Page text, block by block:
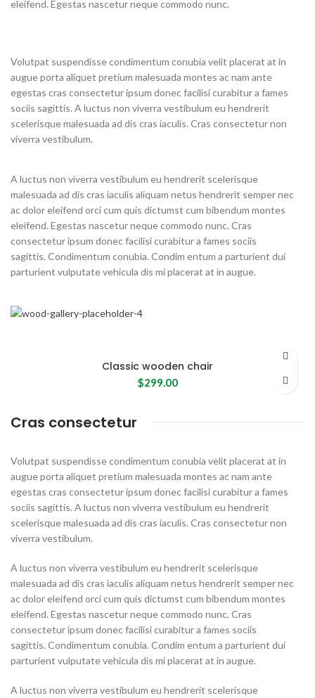
eleifend. Egestas nascetur neque commodo nunc.
Volutpat suspendisse condimentum conubia velit placerat at in
augue porta aliquet pretium malesuada montes ac nam ante
egestas cras consectetur ipsum donec facilisi curabitur a fames
sociis sagittis. A luctus non viverra vestibulum eu hendrerit
scelerisque malesuada ad dis cras iaculis. Cras consectetur non
viverra vestibulum.
A luctus non viverra vestibulum eu hendrerit scelerisque
malesuada ad dis cras iaculis aliquam netus hendrerit semper nec
ac dolor eleifend orci cum quis dictumst cum bibendum montes
eleifend. Egestas nascetur neque commodo nunc. Cras
consectetur ipsum donec facilisi curabitur a fames sociis
sagittis. Condimentum conubia. Condim entum a parturient dui
parturient vulputate vehicula dis mi placerat at in augue.
Classic wooden chair
$299.00
Cras consectetur
Volutpat suspendisse condimentum conubia velit placerat at in
augue porta aliquet pretium malesuada montes ac nam ante
egestas cras consectetur ipsum donec facilisi curabitur a fames
sociis sagittis. A luctus non viverra vestibulum eu hendrerit
scelerisque malesuada ad dis cras iaculis. Cras consectetur non
viverra vestibulum.
A luctus non viverra vestibulum eu hendrerit scelerisque
malesuada ad dis cras iaculis aliquam netus hendrerit semper nec
ac dolor eleifend orci cum quis dictumst cum bibendum montes
eleifend. Egestas nascetur neque commodo nunc. Cras
consectetur ipsum donec facilisi curabitur a fames sociis
sagittis. Condimentum conubia. Condim entum a parturient dui
parturient vulputate vehicula dis mi placerat at in augue.
A luctus non viverra vestibulum eu hendrerit scelerisque